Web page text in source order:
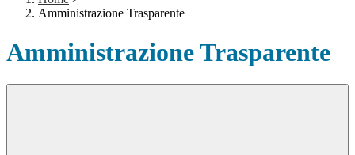
Amministrazione Trasparente
Amministrazione Trasparente